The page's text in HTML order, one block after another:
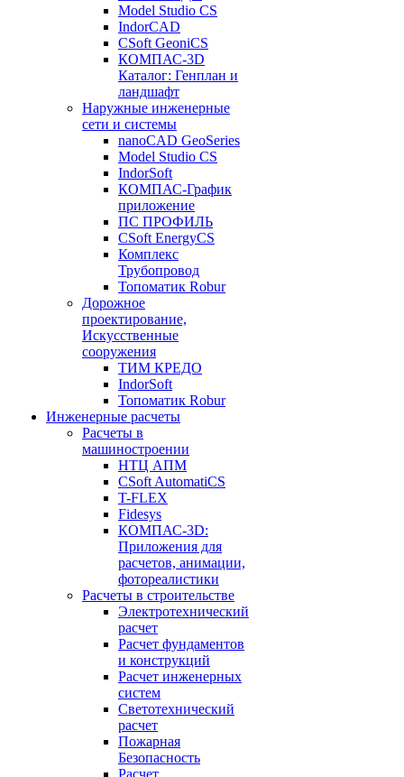
Model Studio CS
IndorCAD
CSoft GeoniCS
КОМПАС-3D
Каталог: Генплан и
ландшафт
Наружные инженерные
сети и системы
nanoCAD GeoSeries
Model Studio CS
IndorSoft
КОМПАС-График
приложение
ПС ПРОФИЛЬ
CSoft EnergyCS
Комплекс
Трубопровод
Топоматик Robur
Дорожное
проектирование,
Искусственные
сооружения
ТИМ КРЕДО
IndorSoft
Топоматик Robur
Инженерные расчеты
Расчеты в
машиностроении
НТЦ АПМ
CSoft AutomatiCS
T-FLEX
Fidesys
КОМПАС-3D:
Приложения для
расчетов, анимации,
фотореалистики
Расчеты в строительстве
Электротехнический
расчет
Расчет фундаментов
и конструкций
Расчет инженерных
систем
Светотехнический
расчет
Пожарная
Безопасность
Расчет